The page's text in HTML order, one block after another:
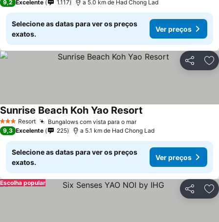
9,2 Excelente 1.117 a 5.0 km de Had Chong Lad
Selecione as datas para ver os preços
exatos.
Ver preços
Partilhar
3 EstrelasResort Bungalows com vista para o marVer preços
Sunrise Beach Koh Yao Resort
9,3 Excelente 225 a 5.1 km de Had Chong Lad
Selecione as datas para ver os preços
exatos.
Ver preços
Partilhar
Escolha popular